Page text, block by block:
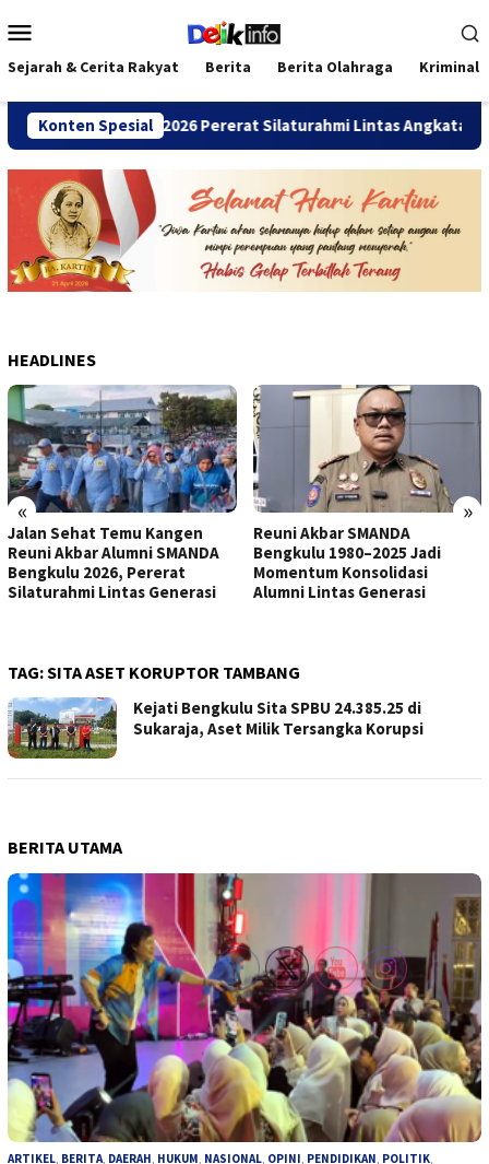
ke
kontenMobile
Sejarah & Cerita Rakyat Berita Berita Olahraga Kriminal
Konten Spesial
Bengkulu 2026 Pererat Silaturahmi Lintas Angkatan
HEADLINES
« »
Jalan Sehat Temu Kangen
Reuni Akbar Alumni SMANDA
Bengkulu 2026, Pererat
Silaturahmi Lintas Generasi
Reuni Akbar SMANDA
Bengkulu 1980–2025 Jadi
Momentum Konsolidasi
Alumni Lintas Generasi
TAG:SITA ASET KORUPTOR TAMBANG
Kejati Bengkulu Sita SPBU 24.385.25 di
Sukaraja, Aset Milik Tersangka Korupsi
BERITA UTAMA
ARTIKEL, BERITA, DAERAH, HUKUM, NASIONAL, OPINI, PENDIDIKAN, POLITIK,